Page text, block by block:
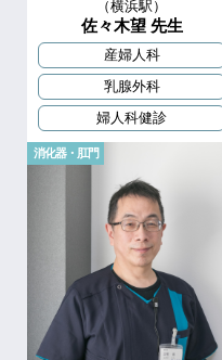
（横浜駅）
佐々木望 先生
産婦人科
乳腺外科
婦人科健診
消化器・肛門